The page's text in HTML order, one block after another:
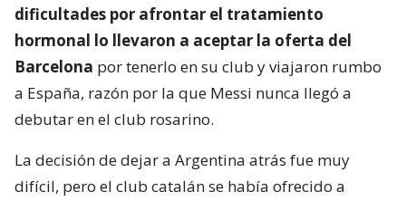
dificultades por afrontar el tratamiento
hormonal lo llevaron a aceptar la oferta del
Barcelona por tenerlo en su club y viajaron rumbo
a España, razón por la que Messi nunca llegó a
debutar en el club rosarino.
La decisión de dejar a Argentina atrás fue muy
difícil, pero el club catalán se había ofrecido a